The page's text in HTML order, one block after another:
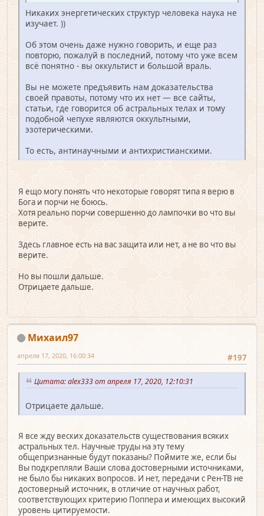
Никаких энергетических структур человека наука не
изучает. ))
Об этом очень даже нужно говорить, и еще раз
повторю, пожалуй в последний, потому что уже всем
всё понятно - вы оккультист и большой враль.
Вы не можете предъявить нам доказательства
своей правоты, потому что их нет — все сайты,
статьи, где говорится об астральных телах и тому
подобной чепухе являются оккультными,
эзотерическими.
То есть, антинаучными и антихристианскими.
Я ещо могу понять что некоторые говорят типа я верю в
Бога и порчи не боюсь.
Хотя реально порчи совершенно до лампочки во что вы
верите.
Здесь главное есть на вас защита или нет, а не во что вы
верите.
Но вы пошли дальше.
Отрицаете дальше.
Михаил97
#197
апреля 17, 2020, 16:00:34
Цитата: alex333 от апреля 17, 2020, 12:10:31
Отрицаете дальше.
Я все жду веских доказательств существования всяких
астральных тел. Научные труды на эту тему
общепризнанные будут показаны? Поймите же, если бы
Вы подкрепляли Ваши слова достоверными источниками,
не было бы никаких вопросов. И нет, передачи с Рен-ТВ не
достоверный источник, в отличие от научных работ,
соответствующих критерию Поппера и имеющих высокий
уровень цитируемости.